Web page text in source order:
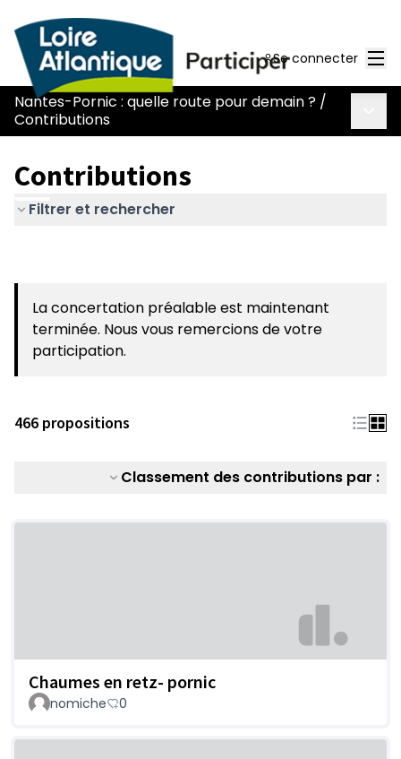
Se connecter
Nantes-Pornic : quelle route pour demain ? /
Contributions
Contributions
Filtrer et rechercher
La concertation préalable est maintenant
terminée. Nous vous remercions de votre
participation.
466 propositions
Classement des contributions par :
Chaumes en retz- pornic
nomiche 0